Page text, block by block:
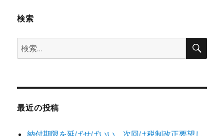
検索
検
索:
検
最近の投稿
納付期限を延ばせばいい。次回は税制改正要望し